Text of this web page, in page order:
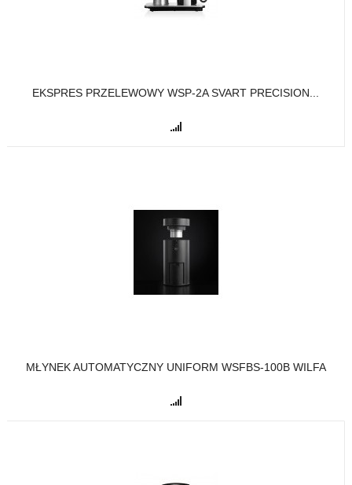
EKSPRES PRZELEWOWY WSP-2A SVART PRECISION...
MŁYNEK AUTOMATYCZNY UNIFORM WSFBS-100B WILFA